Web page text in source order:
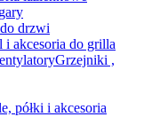
drzwi
i akcesoria do grilla
Grzejniki ,
półki i akcesoria